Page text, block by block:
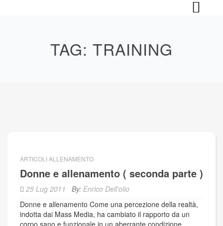
TAG: TRAINING
ARTICOLI ALLENAMENTO
Donne e allenamento ( seconda parte )
25 Lug 2011 By: Enrico Dell'olio
Donne e allenamento Come una percezione della realtà,
indotta dai Mass Media, ha cambiato il rapporto da un
corpo sano e funzionale in un aberrante condizione